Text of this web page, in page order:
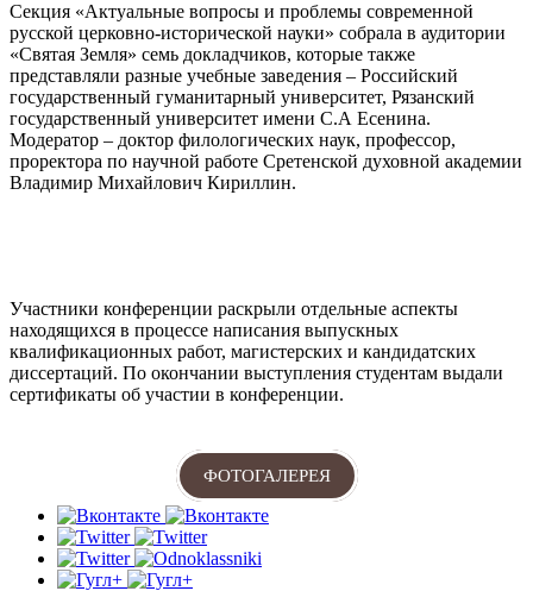
Секция «Актуальные вопросы и проблемы современной
русской церковно-исторической науки» собрала в аудитории
«Святая Земля» семь докладчиков, которые также
представляли разные учебные заведения – Российский
государственный гуманитарный университет, Рязанский
государственный университет имени С.А Есенина.
Модератор – доктор филологических наук, профессор,
проректора по научной работе Сретенской духовной академии
Владимир Михайлович Кириллин.
Участники конференции раскрыли отдельные аспекты
находящихся в процессе написания выпускных
квалификационных работ, магистерских и кандидатских
диссертаций. По окончании выступления студентам выдали
сертификаты об участии в конференции.
ФОТОГАЛЕРЕЯ